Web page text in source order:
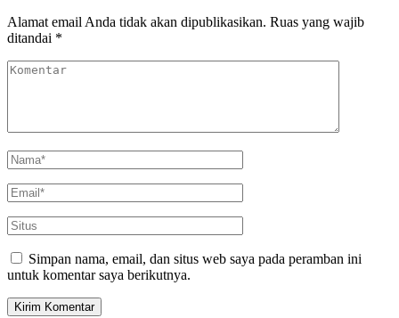
Alamat email Anda tidak akan dipublikasikan. Ruas yang wajib
ditandai *
Simpan nama, email, dan situs web saya pada peramban ini
untuk komentar saya berikutnya.